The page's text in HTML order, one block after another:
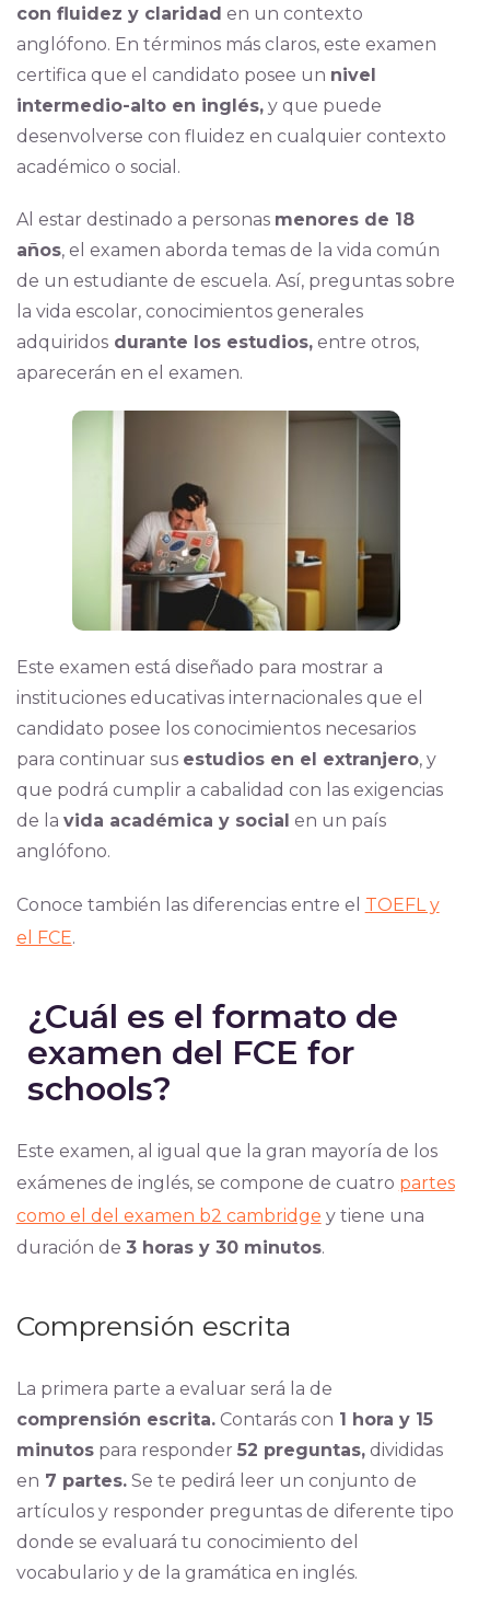
con fluidez y claridad en un contexto
anglófono. En términos más claros, este examen
certifica que el candidato posee un nivel
intermedio-alto en inglés,y que puede
desenvolverse con fluidez en cualquier contexto
académico o social.
Al estar destinado a personas menores de 18
años, el examen aborda temas de la vida común
de un estudiante de escuela. Así, preguntas sobre
la vida escolar, conocimientos generales
adquiridosdurante los estudios,entre otros,
aparecerán en el examen.
Este examen está diseñado para mostrar a
instituciones educativas internacionales que el
candidato posee los conocimientos necesarios
para continuar sus estudios en el extranjero, y
que podrá cumplir a cabalidad con las exigencias
de la vida académica y social en un país
anglófono.
Conoce también las diferencias entre el TOEFL y
el FCE.
¿Cuál es el formato de
examen del FCE for
schools?
Este examen, al igual que la gran mayoría de los
exámenes de inglés, se compone de cuatro partes
como el del examen b2 cambridge y tiene una
duración de 3 horas y 30 minutos.
Comprensión escrita
La primera parte a evaluar será la de
comprensión escrita.Contarás con 1 hora y 15
minutospara responder 52 preguntas,divididas
en 7 partes.Se te pedirá leer un conjunto de
artículos y responder preguntas de diferente tipo
donde se evaluará tu conocimiento del
vocabulario y de la gramática en inglés.